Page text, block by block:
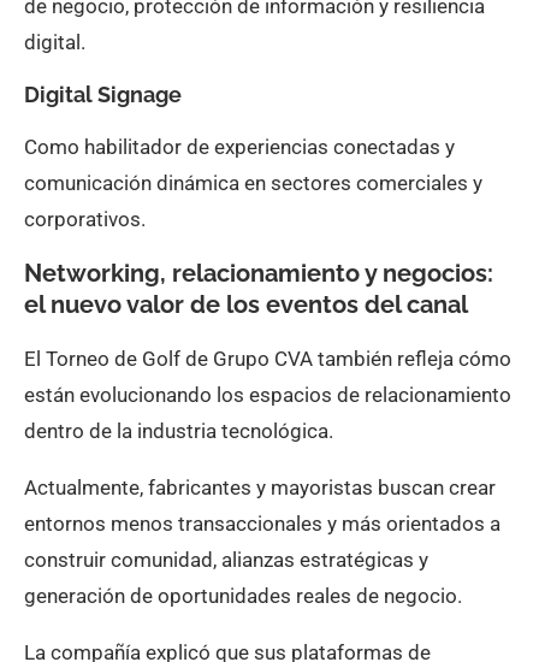
de negocio, protección de información y resiliencia
digital.
Digital Signage
Como habilitador de experiencias conectadas y
comunicación dinámica en sectores comerciales y
corporativos.
Networking, relacionamiento y negocios:
el nuevo valor de los eventos del canal
El Torneo de Golf de Grupo CVA también refleja cómo
están evolucionando los espacios de relacionamiento
dentro de la industria tecnológica.
Actualmente, fabricantes y mayoristas buscan crear
entornos menos transaccionales y más orientados a
construir comunidad, alianzas estratégicas y
generación de oportunidades reales de negocio.
La compañía explicó que sus plataformas de